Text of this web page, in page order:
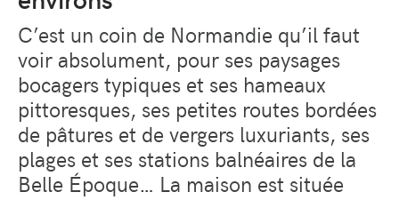
C’est un coin de Normandie qu’il faut
voir absolument, pour ses paysages
bocagers typiques et ses hameaux
pittoresques, ses petites routes bordées
de pâtures et de vergers luxuriants, ses
plages et ses stations balnéaires de la
Belle Époque… La maison est située